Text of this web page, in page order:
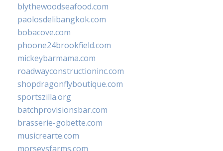
blythewoodseafood.com
paolosdelibangkok.com
bobacove.com
phoone24brookfield.com
mickeybarmama.com
roadwayconstructioninc.com
shopdragonflyboutique.com
sportszilla.org
batchprovisionsbar.com
brasserie-gobette.com
musicrearte.com
morseysfarms.com